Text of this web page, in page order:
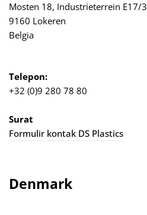
Mosten 18, Industrieterrein E17/3
9160 Lokeren
Belgia
Telepon:
+32 (0)9 280 78 80
Surat
Formulir kontak DS Plastics
Denmark